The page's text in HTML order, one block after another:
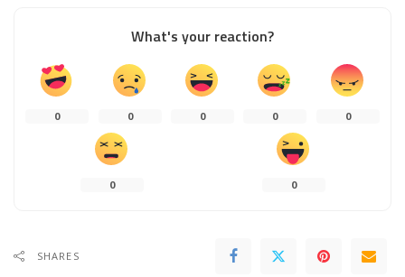
What's your reaction?
0 0 0 0 0
0 0
SHARES